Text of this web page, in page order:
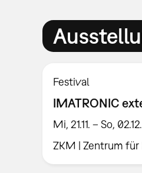
Festival
IMATRONIC
Mi, 21.11. – So,
ZKM | Zentrum